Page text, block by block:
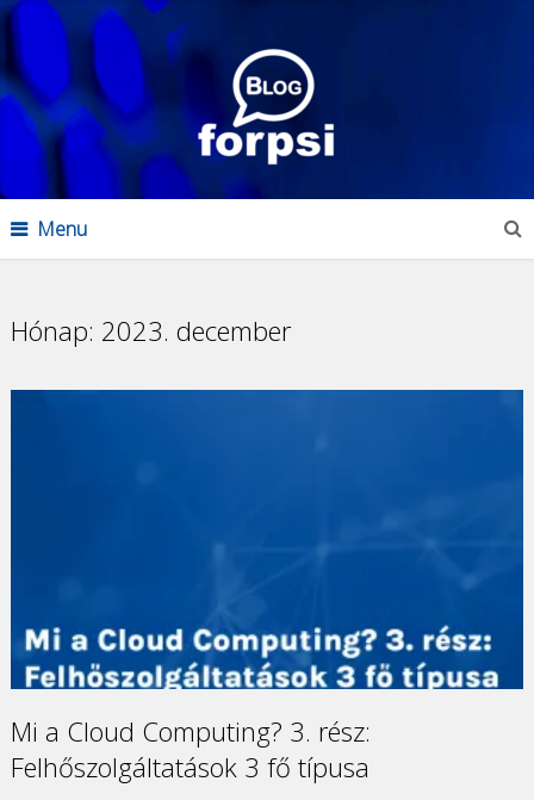
Menu
Hónap: 2023. december
Mi a Cloud Computing? 3. rész:
Felhőszolgáltatások 3 fő típusa